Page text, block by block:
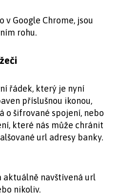
v Google Chrome, jsou
rohu.
řádek, který je nyní
příslušnou ikonou,
o šifrované spojení, nebo
které nás může chránit
url adresy banky.
aktuálně navštívená url
nikoliv.